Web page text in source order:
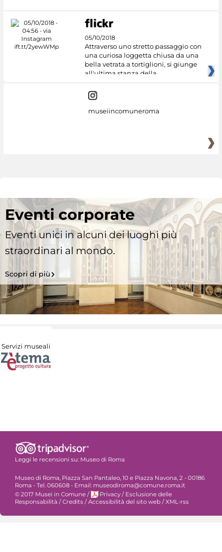
05/10/2018
Attraverso uno stretto passaggio con
una curiosa loggetta chiusa da una
bella vetrata a tortiglioni, si giunge
all'ultima stanza della
museiincomuneroma
Eventi corporate
Eventi unici in alcuni dei luoghi più
straordinari al mondo.
Scopri di più
Servizi museali
Leggi le recensioni su: Museo di Roma
Museo di Roma, Piazza San Pantaleo, 10 e Piazza Navona, 2 - 00186
Roma - Tel. 060608 - Email: museodiroma@comune.roma.it
© 2017 Musei in Comune / Privacy / Esclusione delle
Responsabilità / Credits / Accessibilità del sito web / XML-rss